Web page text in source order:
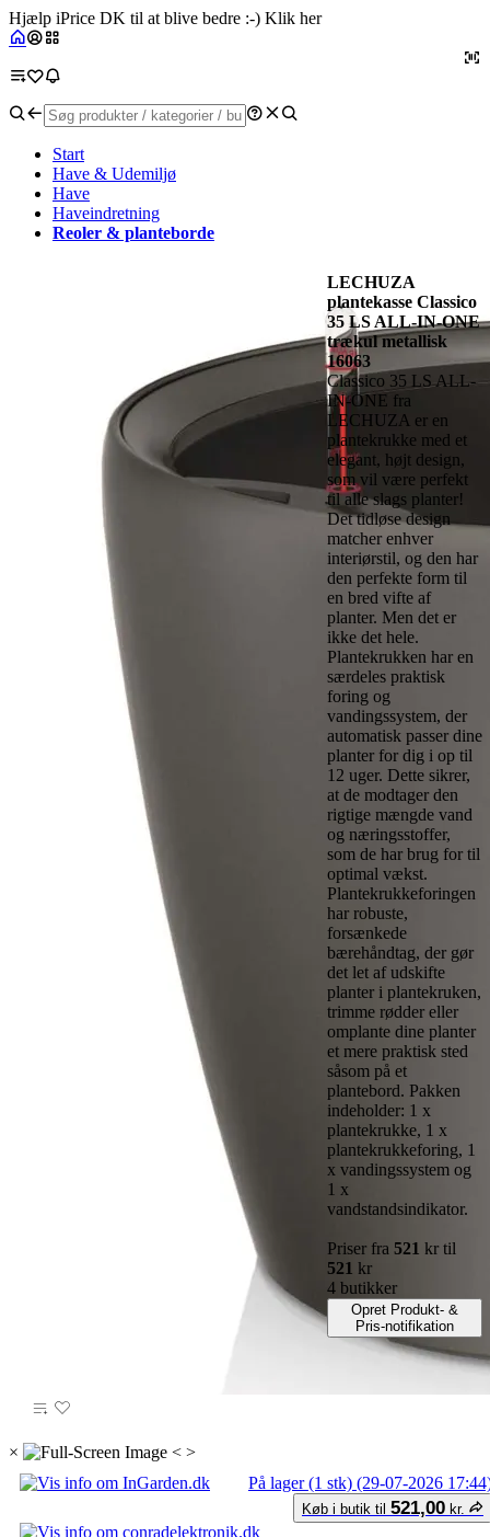
Hjælp iPrice DK til at blive bedre :-) Klik her
Start
Have & Udemiljø
Have
Haveindretning
Reoler & planteborde
LECHUZA
plantekasse Classico
35 LS ALL-IN-ONE
trækul metallisk
16063
Classico 35 LS ALL-
IN-ONE fra
LECHUZA er en
plantekrukke med et
elegant, højt design,
som vil være perfekt
til alle slags planter!
Det tidløse design
matcher enhver
interiørstil, og den har
den perfekte form til
en bred vifte af
planter. Men det er
ikke det hele.
Plantekrukken har en
særdeles praktisk
foring og
vandingssystem, der
automatisk passer dine
planter for dig i op til
12 uger. Dette sikrer,
at de modtager den
rigtige mængde vand
og næringsstoffer,
som de har brug for til
optimal vækst.
Plantekrukkeforingen
har robuste,
forsænkede
bærehåndtag, der gør
det let af udskifte
planter i plantekruken,
trimme rødder eller
omplante dine planter
et mere praktisk sted
såsom på et
plantebord. Pakken
indeholder: 1 x
plantekrukke, 1 x
plantekrukkeforing, 1
x vandingssystem og
1 x
vandstandsindikator.
Priser fra 521 kr til
521 kr
4 butikker
Opret Produkt- &
Pris-notifikation
× < >
På lager (1 stk) (29-07-2026
Køb i butik til 521,00 kr.